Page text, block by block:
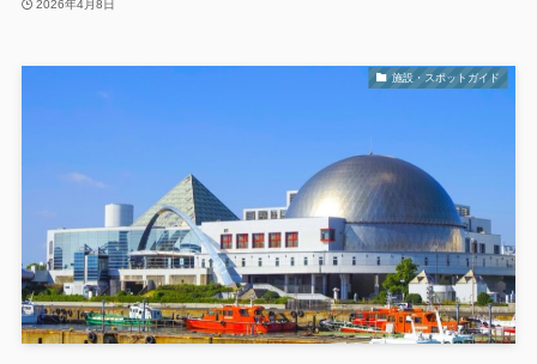
2026年4月8日
施設・スポットガイド